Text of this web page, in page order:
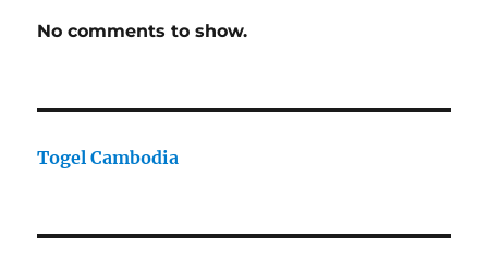
No comments to show.
Togel Cambodia